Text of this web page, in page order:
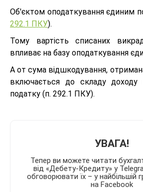
Об'єктом оподаткування єдиним
292.1 ПКУ).
Тому вартість списаних
впливає на базу оподаткування
А от сума відшкодування,
включається до складу доходу
податку (п. 292.1 ПКУ).
УВАГА!
Тепер ви можете читати
від «Дебету-Кредиту» у
обговорювати їх – у найбільшій
на Facebook